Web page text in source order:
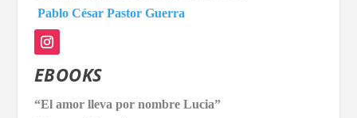
Pablo César Pastor Guerra
EBOOKS
“El amor lleva por nombre Lucia”